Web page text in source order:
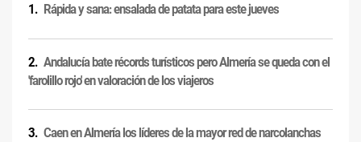
Rápida y sana: ensalada de patata para este jueves
Andalucía bate récords turísticos pero Almería se queda con el
'farolillo rojo' en valoración de los viajeros
Caen en Almería los líderes de la mayor red de narcolanchas